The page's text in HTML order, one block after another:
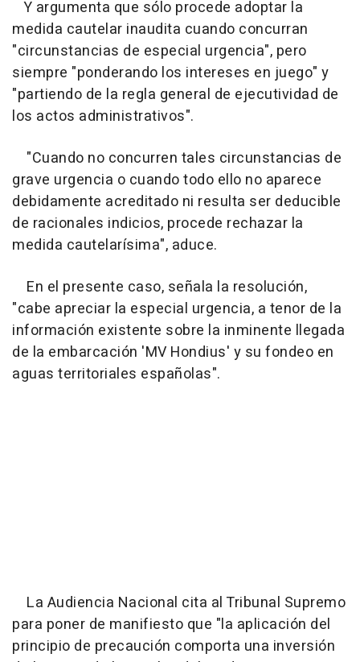
Y argumenta que sólo procede adoptar la
medida cautelar inaudita cuando concurran
"circunstancias de especial urgencia", pero
siempre "ponderando los intereses en juego" y
"partiendo de la regla general de ejecutividad de
los actos administrativos".
"Cuando no concurren tales circunstancias de
grave urgencia o cuando todo ello no aparece
debidamente acreditado ni resulta ser deducible
de racionales indicios, procede rechazar la
medida cautelarísima", aduce.
En el presente caso, señala la resolución,
"cabe apreciar la especial urgencia, a tenor de la
información existente sobre la inminente llegada
de la embarcación 'MV Hondius' y su fondeo en
aguas territoriales españolas".
La Audiencia Nacional cita al Tribunal Supremo
para poner de manifiesto que "la aplicación del
principio de precaución comporta una inversión